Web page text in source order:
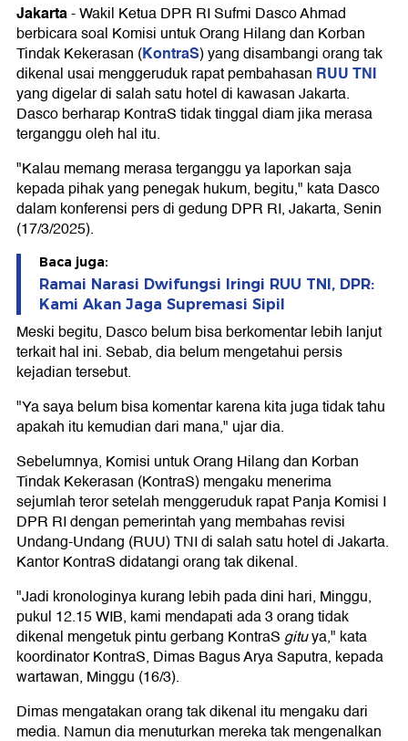
Jakarta-Wakil Ketua DPR RI Sufmi Dasco Ahmad
berbicara soal Komisi untuk Orang Hilang dan Korban
Tindak Kekerasan (KontraS) yang disambangi orang tak
dikenal usai menggeruduk rapat pembahasan RUU TNI
yang digelar di salah satu hotel di kawasan Jakarta.
Dasco berharap KontraS tidak tinggal diam jika merasa
terganggu oleh hal itu.
"Kalau memang merasa terganggu ya laporkan saja
kepada pihak yang penegak hukum, begitu," kata Dasco
dalam konferensi pers di gedung DPR RI, Jakarta, Senin
(17/3/2025).
Baca juga:
Ramai Narasi Dwifungsi Iringi RUU TNI, DPR:
Kami Akan Jaga Supremasi Sipil
Meski begitu, Dasco belum bisa berkomentar lebih lanjut
terkait hal ini. Sebab, dia belum mengetahui persis
kejadian tersebut.
"Ya saya belum bisa komentar karena kita juga tidak tahu
apakah itu kemudian dari mana," ujar dia.
Sebelumnya, Komisi untuk Orang Hilang dan Korban
Tindak Kekerasan (KontraS) mengaku menerima
sejumlah teror setelah menggeruduk rapat Panja Komisi I
DPR RI dengan pemerintah yang membahas revisi
Undang-Undang (RUU) TNI di salah satu hotel di Jakarta.
Kantor KontraS didatangi orang tak dikenal.
"Jadi kronologinya kurang lebih pada dini hari, Minggu,
pukul 12.15 WIB, kami mendapati ada 3 orang tidak
dikenal mengetuk pintu gerbang KontraSgituya," kata
koordinator KontraS, Dimas Bagus Arya Saputra, kepada
wartawan, Minggu (16/3).
Dimas mengatakan orang tak dikenal itu mengaku dari
media. Namun dia menuturkan mereka tak mengenalkan